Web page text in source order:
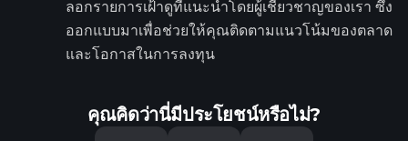
ลอกรายการเฝ้าดูที่แนะนำโดยผู้เชี่ยวชาญของเรา ซึ่ง
ออกแบบมาเพื่อช่วยให้คุณติดตามแนวโน้มของตลาด
และโอกาสในการลงทุน
คุณคิดว่านี่มีประโยชน์หรือไม่?